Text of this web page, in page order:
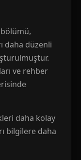
daha düzenli
ve rehber
daha kolay
bilgilere daha